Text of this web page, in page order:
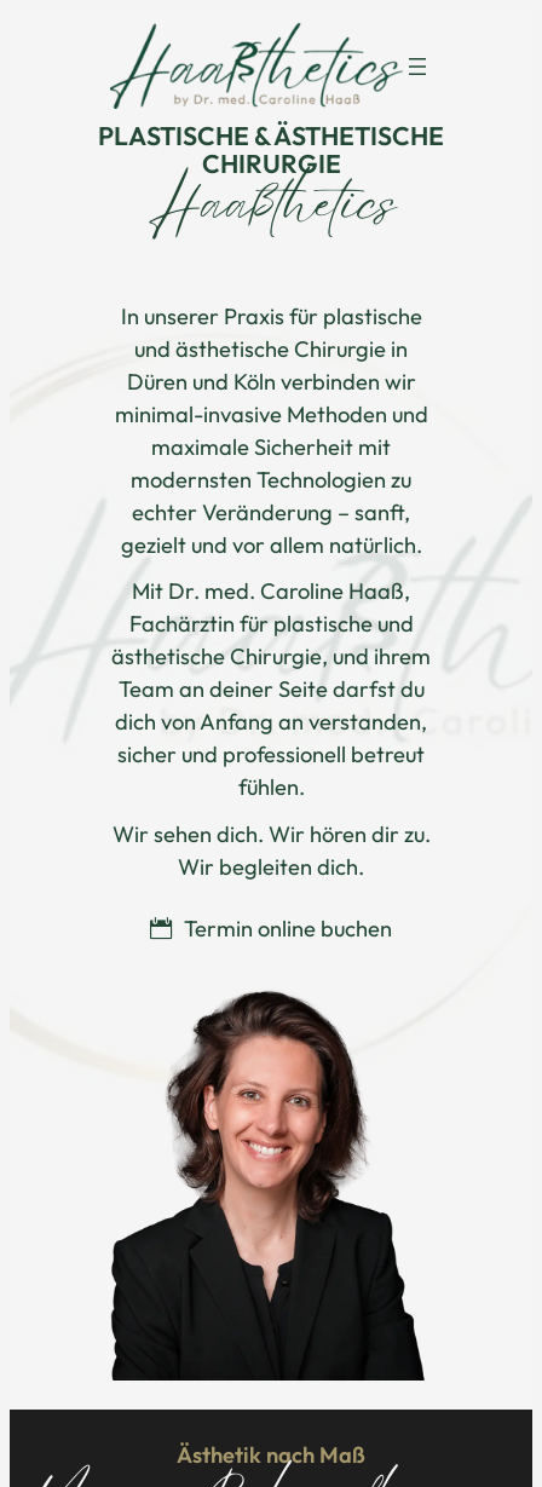
PLASTISCHE & ÄSTHETISCHE
CHIRURGIE
Haaßthetics
In unserer Praxis für plastische
und ästhetische Chirurgie in
Düren und Köln verbinden wir
minimal-invasive Methoden und
maximale Sicherheit mit
modernsten Technologien zu
echter Veränderung – sanft,
gezielt und vor allem natürlich.
Mit Dr. med. Caroline Haaß,
Fachärztin für plastische und
ästhetische Chirurgie, und ihrem
Team an deiner Seite darfst du
dich von Anfang an verstanden,
sicher und professionell betreut
fühlen.
Wir sehen dich. Wir hören dir zu.
Wir begleiten dich.
Termin online buchen
Ästhetik nach Maß